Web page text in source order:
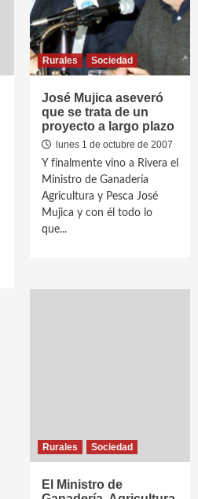
Rurales Sociedad
José Mujica aseveró
que se trata de un
proyecto a largo plazo
lunes 1 de octubre de 2007
Y finalmente vino a Rivera el
Ministro de Ganadería
Agricultura y Pesca José
Mujica y con él todo lo
que...
Rurales Sociedad
El Ministro de